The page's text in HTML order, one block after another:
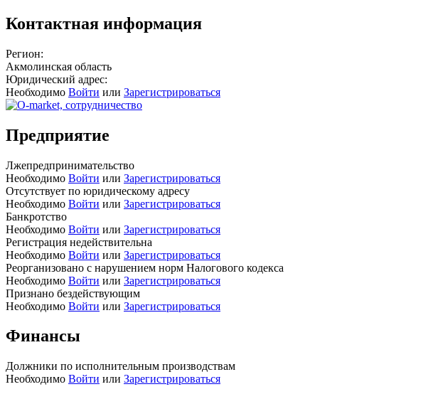
Контактная информация
Регион:
Акмолинская область
Юридический адрес:
Необходимо Войти или Зарегистрироваться
Предприятие
Лжепредпринимательство
Необходимо Войти или Зарегистрироваться
Отсутствует по юридическому адресу
Необходимо Войти или Зарегистрироваться
Банкротство
Необходимо Войти или Зарегистрироваться
Регистрация недействительна
Необходимо Войти или Зарегистрироваться
Реорганизовано с нарушением норм Налогового кодекса
Необходимо Войти или Зарегистрироваться
Признано бездействующим
Необходимо Войти или Зарегистрироваться
Финансы
Должники по исполнительным производствам
Необходимо Войти или Зарегистрироваться